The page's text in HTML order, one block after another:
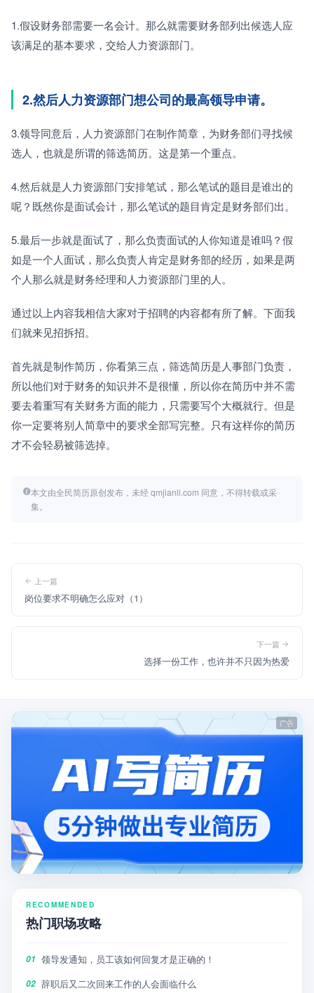
1.假设财务部需要一名会计。那么就需要财务部列出候选人应
该满足的基本要求，交给人力资源部门。
2.然后人力资源部门想公司的最高领导申请。
3.领导同意后，人力资源部门在制作简章，为财务部们寻找候
选人，也就是所谓的筛选简历。这是第一个重点。
4.然后就是人力资源部门安排笔试，那么笔试的题目是谁出的
呢？既然你是面试会计，那么笔试的题目肯定是财务部们出。
5.最后一步就是面试了，那么负责面试的人你知道是谁吗？假
如是一个人面试，那么负责人肯定是财务部的经历，如果是两
个人那么就是财务经理和人力资源部门里的人。
通过以上内容我相信大家对于招聘的内容都有所了解。下面我
们就来见招拆招。
首先就是制作简历，你看第三点，筛选简历是人事部门负责，
所以他们对于财务的知识并不是很懂，所以你在简历中并不需
要去着重写有关财务方面的能力，只需要写个大概就行。但是
你一定要将别人简章中的要求全部写完整。只有这样你的简历
才不会轻易被筛选掉。
本文由全民简历原创发布，未经 qmjianli.com 同意，不得转载或采
集。
上一篇
岗位要求不明确怎么应对（1）
下一篇
选择一份工作，也许并不只因为热爱
RECOMMENDED
热门职场攻略
01 领导发通知，员工该如何回复才是正确的！
02 辞职后又二次回来工作的人会面临什么